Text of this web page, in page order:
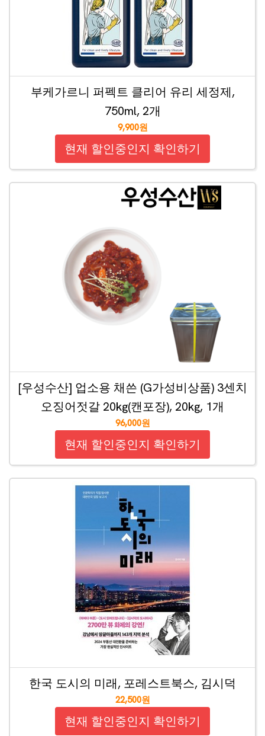
부케가르니 퍼펙트 클리어 유리 세정제,
750ml, 2개
9,900원
현재 할인중인지 확인하기
[우성수산] 업소용 채쓴 (G가성비상품) 3센치
오징어젓갈 20kg(캔포장), 20kg, 1개
96,000원
현재 할인중인지 확인하기
한국 도시의 미래, 포레스트북스, 김시덕
22,500원
현재 할인중인지 확인하기